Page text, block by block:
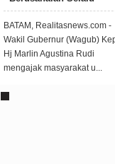
Bermanfaat untuk
Lain
BATAM, Realitasnews.com -
Wakil Gubernur (Wagub)
Hj Marlin Agustina Rudi
mengajak masyarakat u...